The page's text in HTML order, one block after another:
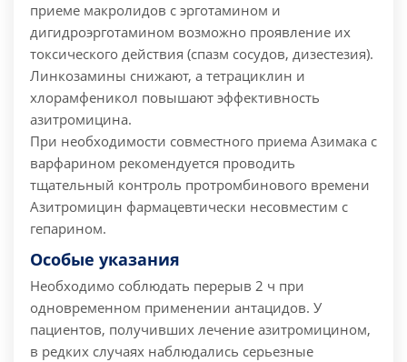
приеме макролидов с эрготамином и
дигидроэрготамином возможно проявление их
токсического действия (спазм сосудов, дизестезия).
Линкозамины снижают, а тетрациклин и
хлорамфеникол повышают эффективность
азитромицина.
При необходимости совместного приема Азимака с
варфарином рекомендуется проводить
тщательный контроль протромбинового времени
Азитромицин фармацевтически несовместим с
гепарином.
Особые указания
Необходимо соблюдать перерыв 2 ч при
одновременном применении антацидов. У
пациентов, получивших лечение азитромицином,
в редких случаях наблюдались серьезные